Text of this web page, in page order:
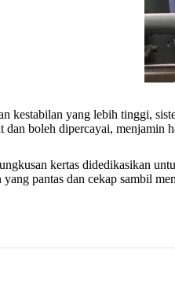
kestabilan yang lebih tinggi,
dan boleh dipercayai, menjamin
kertas didedikasikan
pantas dan cekap sambil